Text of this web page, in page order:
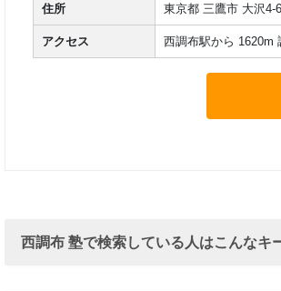
住所 東京都 三鷹市 大沢4-
アクセス 西調布駅から 1620m
回数：4 / 1セッション
西調布 塾で検索している人はこんなキ